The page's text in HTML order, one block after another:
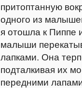
притоптанную
одного из
я отошла к Пиппе
малыши
лапками. Она
подталкивая их
передними